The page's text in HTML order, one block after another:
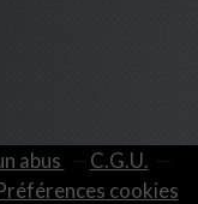
abus
C.G.U.
cookies